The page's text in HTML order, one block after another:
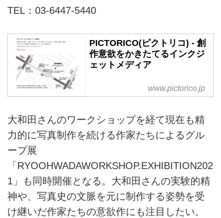
TEL：03-6447-5440
PICTORICO(ピクトリコ) - 創
作意欲をかきたてるインクジ
ェットメディア
www.pictorico.jp
大和田さんのワークショップを経て現在も精
力的に写真制作を続ける作家たちによるグル
ープ展
「RYOOHWADAWORKSHOP.EXHIBITION202
1」も同時開催となる。大和田さんの実験的精
神や、写真史の文脈を元に制作する姿勢を受
け継いだ作家たちの意欲作にも注目したい。